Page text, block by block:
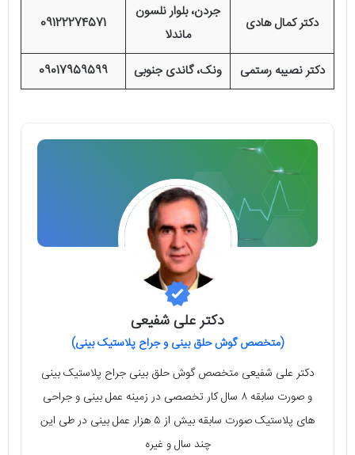
دکتر کمال هادی
جردن، بلوار نلسون
ماندلا
09122274571
دکتر نصیبه رستمی ونک، گاندی جنوبی 09017959599
دکتر علی شفیعی
(متخصص گوش حلق بینی و جراح پلاستیک بینی)
دکتر علی شفیعی متخصص گوش حلق بینی جراح پلاستیک بینی
و صورت سابقه ۸ سال کار تخصصی در زمینه عمل بینی و جراحی
های پلاستیک صورت سابقه بیش از ۵ هزار عمل بینی در طی این
چند سال و غیره